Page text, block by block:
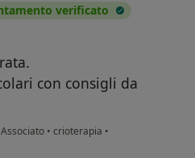
verificato
con consigli da
• crioterapia •
Pepe